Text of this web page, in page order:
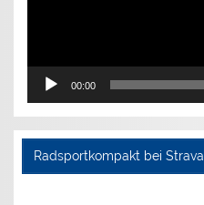
00:00
Radsportkompakt bei Strava